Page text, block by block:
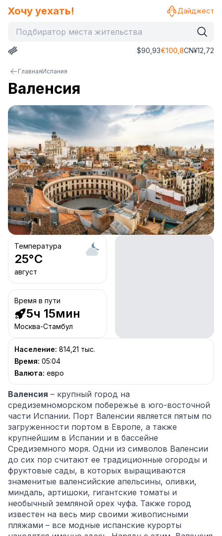
Хочу уехать!
$90,93€100,8CN¥12,72
Дайджест
ГлавнаяИспания
Валенсия
Температура
25°C
август
Время в пути
5ч 15мин
Москва-Стамбул
Население: 814,21 тыс.
Время: 05:04
Валюта: евро
Валенсия – крупный город на
средиземноморском побережье в юго-восточной
части Испании. Порт Валенсии является пятым по
загруженности портом в Европе, а также
крупнейшим в Испании и в бассейне
Средиземного моря. Одни из символов Валенсии
до сих пор считают ее традиционные огороды и
фруктовые сады, в которых выращиваются
знаменитые валенсийские апельсины, оливки,
миндаль, артишоки, гигантские томаты и
необычный земляной орех чуфа. Также город
известен на весь мир своими живописными
пляжами – все модные испанские курорты